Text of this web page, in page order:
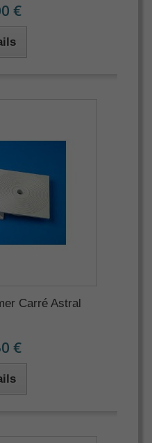
€
Carré Astral
€